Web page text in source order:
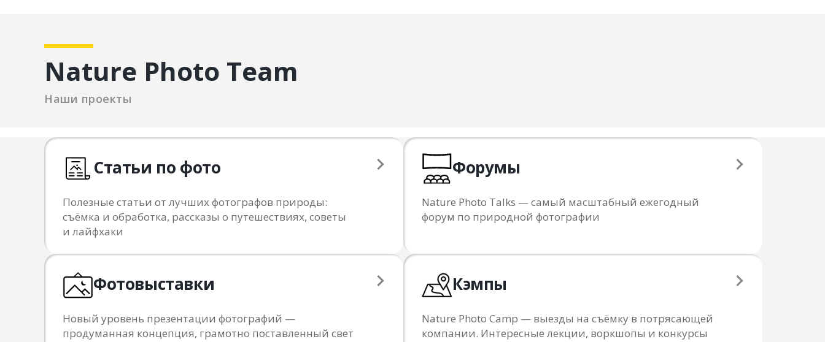
Nature Photo Team
Наши проекты
Статьи по фото
Полезные статьи от лучших фотографов природы:
съёмка и обработка, рассказы о путешествиях, советы
и лайфхаки
Форумы
Nature Photo Talks — cамый масштабный ежегодный
форум по природной фотографии
Фотовыставки
Новый уровень презентации фотографий —
продуманная концепция, грамотно поставленный свет
Кэмпы
Nature Photo Camp — выезды на съёмку в потрясающей
компании. Интересные лекции, воркшопы и конкурсы